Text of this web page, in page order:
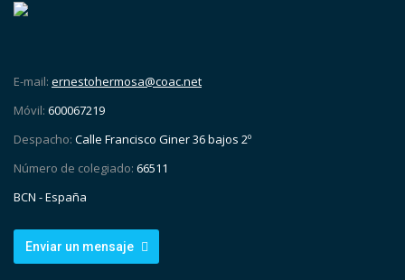
E-mail: ernestohermosa@coac.net
Móvil: 600067219
Despacho: Calle Francisco Giner 36 bajos 2º
Número de colegiado: 66511
BCN - España
Enviar un mensaje